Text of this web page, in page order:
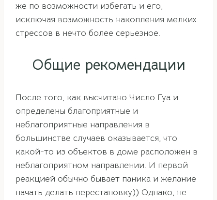
же по возможности избегать и его,
исключая возможность накопления мелких
стрессов в нечто более серьезное.
Общие рекомендации
После того, как высчитано Число Гуа и
определены благоприятные и
неблагоприятные направления в
большинстве случаев оказывается, что
какой-то из объектов в доме расположен в
неблагоприятном направлении. И первой
реакцией обычно бывает паника и желание
начать делать перестановку)) Однако, не